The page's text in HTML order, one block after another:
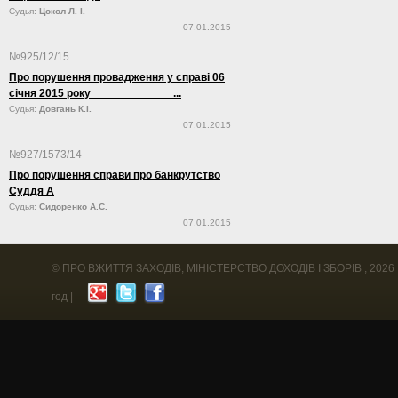
Судья: Цокол Л. І.
07.01.2015
№925/12/15
Про порушення провадження у справі 06
січня 2015 року ...
Судья: Довгань К.І.
07.01.2015
№927/1573/14
Про порушення справи про банкрутство
Суддя А
Судья: Сидоренко А.С.
07.01.2015
© ПРО ВЖИТТЯ ЗАХОДІВ, МІНІСТЕРСТВО ДОХОДІВ І ЗБОРІВ , 2026
год |